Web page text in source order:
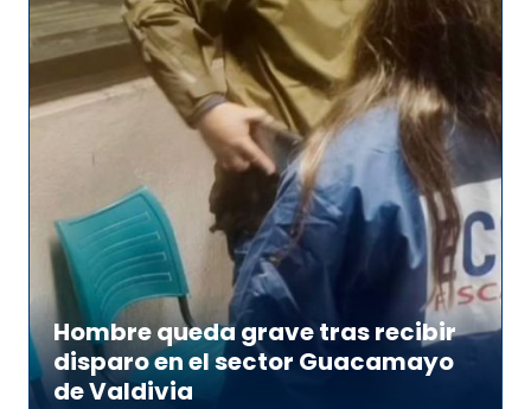
Hombre queda grave tras recibir
disparo en el sector Guacamayo
de Valdivia